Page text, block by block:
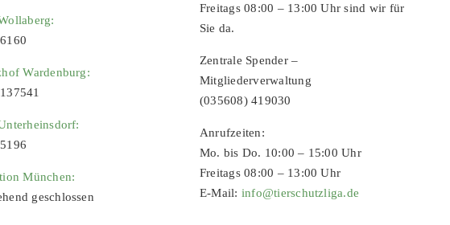
Wardenburg:
München:
geschlossen
Freitags 08:00 – 13:00 Uhr sind wir für
Sie da.
Zentrale Spender –
Mitgliederverwaltung
(035608) 419030
Anrufzeiten:
Mo. bis Do. 10:00 – 15:00 Uhr
Freitags 08:00 – 13:00 Uhr
E-Mail: info@tierschutzliga.de